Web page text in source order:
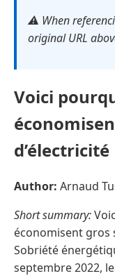
⚠️ When
original URL
Voici
d’électricité
Author: Arnaud
Short summary:
économisent gros
Sobriété
septembre 2022,